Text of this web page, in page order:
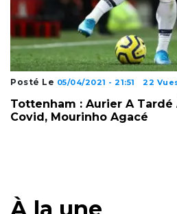
Posté Le 05/04/2021 - 21:51 22
Tottenham : Aurier A Tardé
Covid, Mourinho Agacé